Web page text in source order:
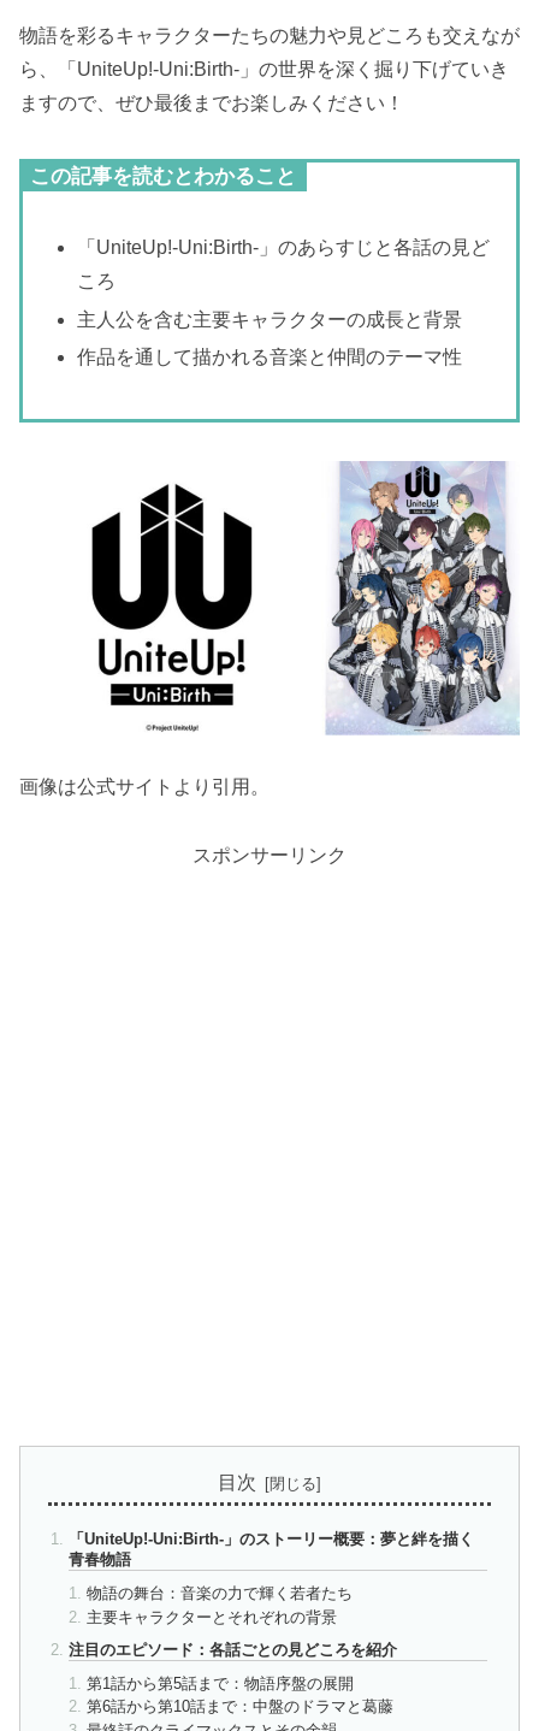
物語を彩るキャラクターたちの魅力や見どころも交えなが
ら、「UniteUp!-Uni:Birth-」の世界を深く掘り下げていき
ますので、ぜひ最後までお楽しみください！
この記事を読むとわかること
「UniteUp!-Uni:Birth-」のあらすじと各話の見ど
ころ
主人公を含む主要キャラクターの成長と背景
作品を通して描かれる音楽と仲間のテーマ性
画像は公式サイトより引用。
スポンサーリンク
目次
「UniteUp!-Uni:Birth-」のストーリー概要：夢と絆を描く
青春物語
物語の舞台：音楽の力で輝く若者たち
主要キャラクターとそれぞれの背景
注目のエピソード：各話ごとの見どころを紹介
第1話から第5話まで：物語序盤の展開
第6話から第10話まで：中盤のドラマと葛藤